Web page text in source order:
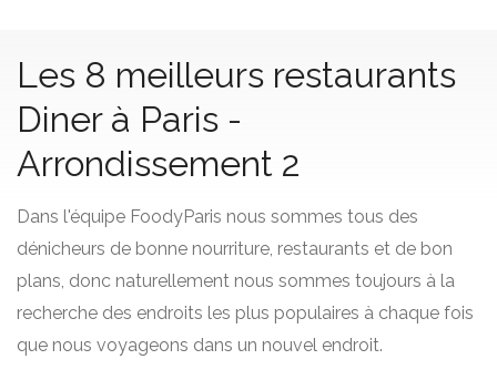
Les 8 meilleurs restaurants
Diner à Paris -
Arrondissement 2
Dans l'équipe FoodyParis nous sommes tous des
dénicheurs de bonne nourriture, restaurants et de bon
plans, donc naturellement nous sommes toujours à la
recherche des endroits les plus populaires à chaque fois
que nous voyageons dans un nouvel endroit.